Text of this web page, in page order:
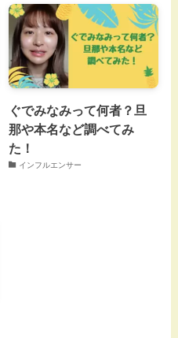
ぐでみなみって何者？旦
那や本名など調べてみ
た！
インフルエンサー